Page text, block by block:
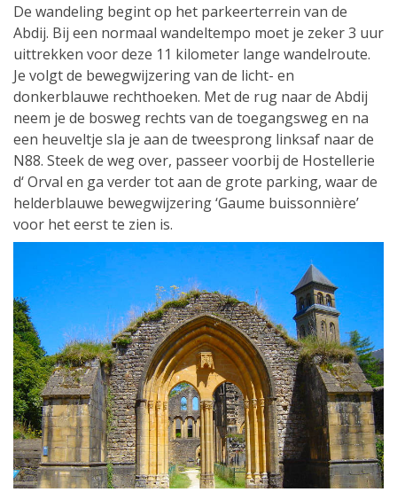
De wandeling begint op het parkeerterrein van de
Abdij. Bij een normaal wandeltempo moet je zeker 3 uur
uittrekken voor deze 11 kilometer lange wandelroute.
Je volgt de bewegwijzering van de licht- en
donkerblauwe rechthoeken. Met de rug naar de Abdij
neem je de bosweg rechts van de toegangsweg en na
een heuveltje sla je aan de tweesprong linksaf naar de
N88. Steek de weg over, passeer voorbij de Hostellerie
d‘ Orval en ga verder tot aan de grote parking, waar de
helderblauwe bewegwijzering ‘Gaume buissonnière’
voor het eerst te zien is.